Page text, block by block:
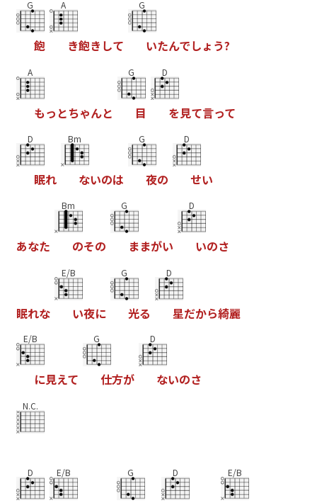
G
飽
A
き飽き して
G
いたんでしょ う?
A
もっ とちゃんと
G
目
D
を見て言って
D
眠れ
Bm
ないのは
G
夜の
D
せい
あなた
Bm
のその
G
ままがい
D
いのさ
眠れな
E/B
い夜に
G
光る
D
星だから綺麗
E/B
に見えて
G
仕方が
D
ないのさ
N.C.
D E/B G D E/B